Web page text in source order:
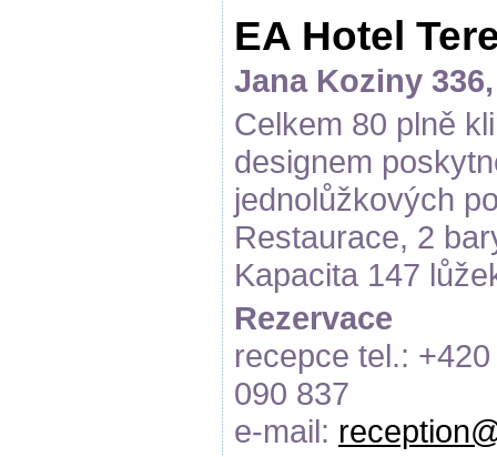
EA Hotel
Jana Koziny
Celkem 80 plně
designem
jednolůžkových
Restaurace, 2
Kapacita 147
Rezervace
recepce tel.:
090 837
e-mail: